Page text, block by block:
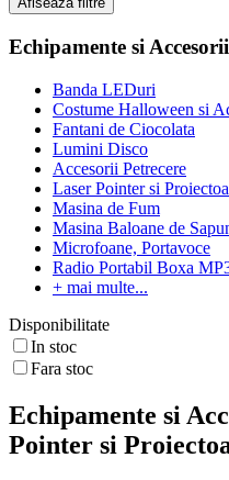
Echipamente si
Banda LEDuri
Costume Halloween si
Fantani de Ciocolata
Lumini Disco
Accesorii Petrecere
Laser Pointer si
Masina de Fum
Masina Baloane de
Microfoane, Portavoce
Radio Portabil Boxa
+ mai multe...
Disponibilitate
In stoc
Fara stoc
Echipamente si
Pointer si